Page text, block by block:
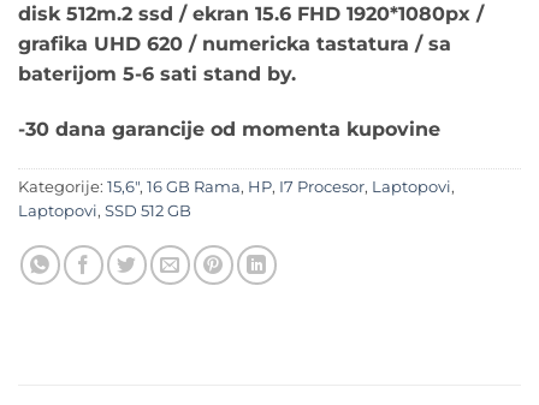
disk 512m.2 ssd / ekran 15.6 FHD 1920*1080px /
grafika UHD 620 / numericka tastatura / sa
baterijom 5-6 sati stand by.
-30 dana garancije od momenta kupovine
Kategorije: 15,6", 16 GB Rama, HP, I7 Procesor, Laptopovi,
Laptopovi, SSD 512 GB